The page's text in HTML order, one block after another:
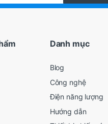
Danh mục
Blog
Công nghệ
Điện năng lượng
Hướng dẫn